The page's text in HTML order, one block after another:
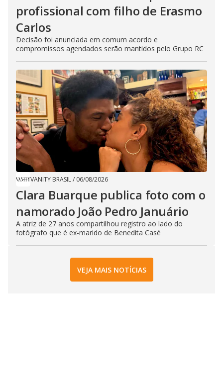
profissional com filho de Erasmo
Carlos
Decisão foi anunciada em comum acordo e
compromissos agendados serão mantidos pelo Grupo RC
VANITY BRASIL/ 06/08/2026
Clara Buarque publica foto com o
namorado João Pedro Januário
A atriz de 27 anos compartilhou registro ao lado do
fotógrafo que é ex-marido de Benedita Casé
VEJA MAIS NOTÍCIAS